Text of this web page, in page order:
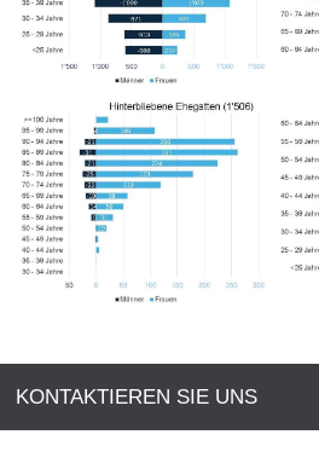
KONTAKTIEREN SIE UNS